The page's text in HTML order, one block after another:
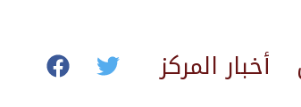
أخبار المركز